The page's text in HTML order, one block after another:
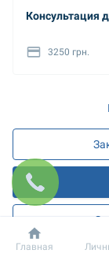
Консультация
3250 грн.
Добробут
Главная